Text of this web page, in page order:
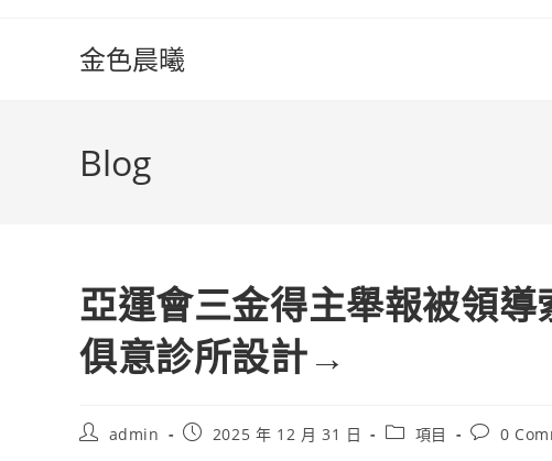
金色晨曦
Blog
亞運會三金得主舉報被領導
俱意診所設計→
Postadmin
Post2025 年 12 月 31 日
Post項目
Post0